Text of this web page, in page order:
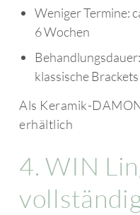
Weniger Termine:
6 Wochen
klassische Brackets
Als Keramik-
erhältlich
4. WIN